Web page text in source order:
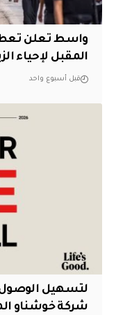
واسط تعلن
المقبل لإحياء
قبل أسبوع واحد
لتسهيل الوصول